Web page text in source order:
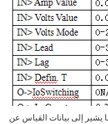
يشير إلى بيانات القياس عن